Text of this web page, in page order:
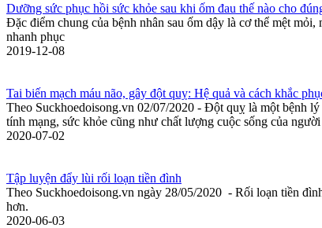
Dưỡng sức phục hồi sức khỏe sau khi ốm đau thế nào cho
Đặc điểm chung của bệnh nhân sau ốm dậy là cơ thể mệt
nhanh phục
2019-12-08
Tai biến mạch máu não, gây đột quỵ: Hệ quả và cách khắc
Theo Suckhoedoisong.vn 02/07/2020 - Đột quỵ là một bệnh
tính mạng, sức khỏe cũng như chất lượng cuộc sống của người
2020-07-02
Tập luyện đẩy lùi rối loạn tiền đình
Theo Suckhoedoisong.vn ngày 28/05/2020 - Rối loạn tiền
hơn.
2020-06-03